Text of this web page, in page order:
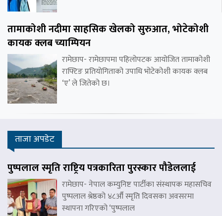
तामाकोशी नदीमा साहसिक खेलको सुरुआत, भोटेकोशी
कायक क्लब च्याम्पियन
रामेछाप- रामेछापमा पहिलोपटक आयोजित तामाकोशी
राफ्टिङ प्रतियोगिताको उपाधि भोटेकोशी कायक क्लब
‘ए’ ले जितेको छ।
ताजा अपडेट
पुष्पलाल स्मृति राष्ट्रिय पत्रकारिता पुरस्कार पौडेललाई
रामेछाप- नेपाल कम्युनिष्ट पार्टीका संस्थापक महासचिव
पुष्पलाल श्रेष्ठको ४८औँ स्मृति दिवसका अवसरमा
स्थापना गरिएको ‘पुष्पलाल